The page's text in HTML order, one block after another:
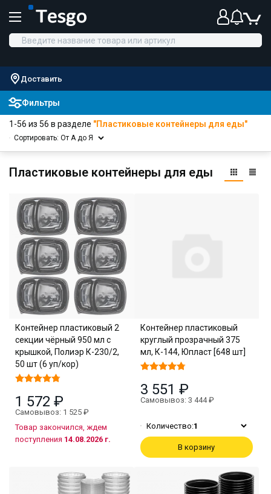
Доставить
Фильтры
1-56 из 56 в разделе "Пластиковые контейнеры для еды"
Сортировать: От А до Я
Пластиковые контейнеры для еды
Контейнер пластиковый 2
секции чёрный 950 мл с
крышкой, Полиэр К-230/2,
50 шт (6 уп/кор)
1 572 ₽
Самовывоз: 1 525 ₽
Товар закончился, ждем
поступления 14.08.2026 г.
Контейнер пластиковый
круглый прозрачный 375
мл, К-144, Юпласт [648 шт]
3 551 ₽
Самовывоз: 3 444 ₽
Количество:1
В корзину